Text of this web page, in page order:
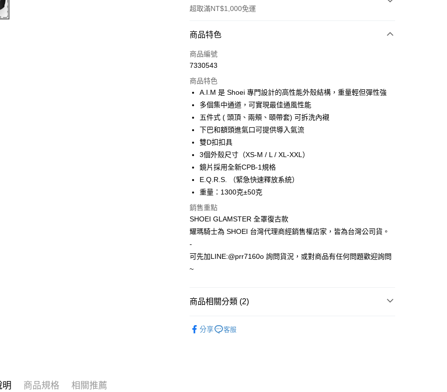
超取滿NT$1,000免運
付款方式
信用卡一次付款
Apple Pay
ATM付款
運送方式
全家取貨付款(安全帽一頂以上請選宅配)
每筆NT$60，滿NT$1,000(含以上)免運費
7-11取貨付款(安全帽一頂以上請選宅配)
每筆NT$60，滿NT$1,000(含以上)免運費
宅配
每筆NT$100，滿NT$1,000(含以上)免運費
商品特色
商品編號
7330543
商品特色
A.I.M 是 Shoei 專門設計的高性能外殼結構，重量輕但彈性強
多個集中通道，可實現最佳通風性能
五件式 ( 頭頂、兩頰、頤帶套) 可拆洗內襯
下巴和額頭進氣口可提供導入氣流
雙D扣扣具
3個外殼尺寸（XS-M / L / XL-XXL）
鏡片採用全新CPB-1規格
E.Q.R.S. （緊急快速釋放系統）
重量：1300克±50克
銷售重點
SHOEI GLAMSTER 全罩復古款
耀瑪騎士為 SHOEI 台灣代理商經銷售權店家，皆為台灣公司貨。
-
可先加LINE:@prr7160o 詢問貨況，或對商品有任何問題歡迎詢問
~
商品相關分類 (2)
分享 客服
明 商品規格 相關推薦